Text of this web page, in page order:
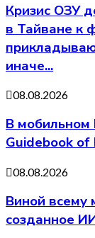
Кризис ОЗУ
в Тайване к
иначе...
08.08.2026
В мобильном
Guidebook
08.08.2026
Виной всему
созданное